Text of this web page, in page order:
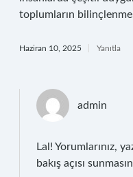
toplumların
Haziran 10, 2025 Yanıtla
admin
Lal! Yorumlarınız,
bakış açısı